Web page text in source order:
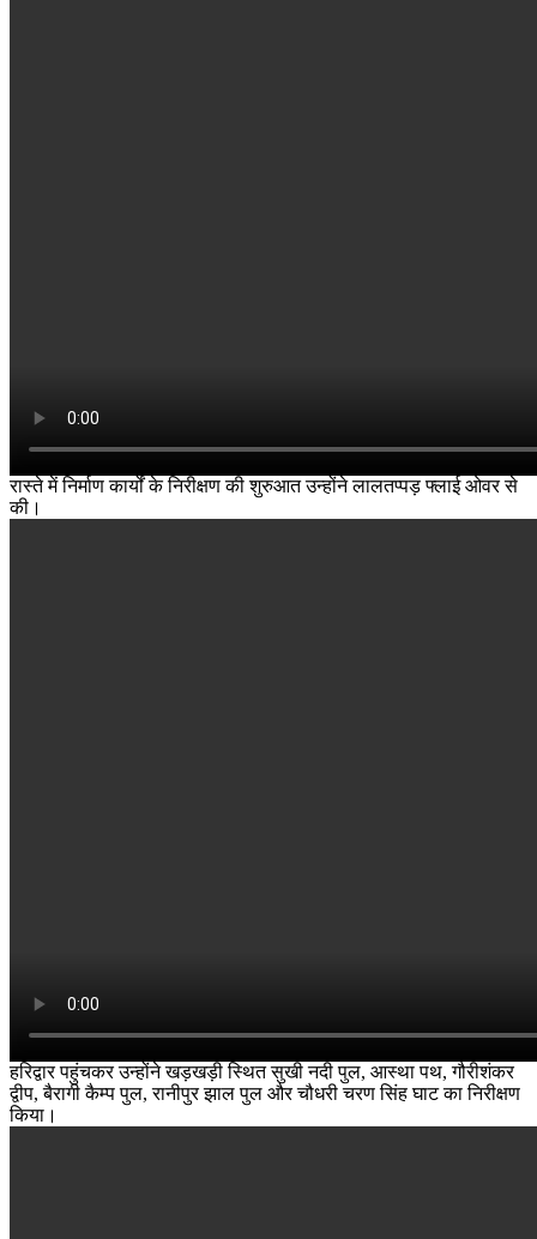
रास्ते में निर्माण कार्यों के निरीक्षण की शुरुआत उन्होंने लालतप्पड़ फ्लाई ओवर से
की।
हरिद्वार पहुंचकर उन्होंने खड़खड़ी स्थित सुखी नदी पुल, आस्था पथ, गौरीशंकर
द्वीप, बैरागी कैम्प पुल, रानीपुर झाल पुल और चौधरी चरण सिंह घाट का निरीक्षण
किया।